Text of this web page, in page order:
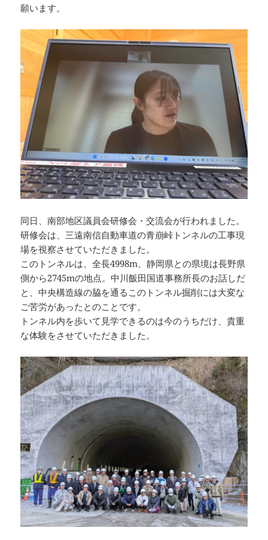
願います。
同日、南部地区議員会研修会・交流会が行われました。
研修会は、三遠南信自動車道の青崩峠トンネルの工事現
場を視察させていただきました。
このトンネルは、全長4998m、静岡県との県境は長野県
側から2745mの地点。中川飯田国道事務所長のお話しだ
と、中央構造線の脇を通るこのトンネル掘削には大変な
ご苦労があったとのことです。
トンネル内を歩いて見学できるのは今のうちだけ、貴重
な体験をさせていただきました。